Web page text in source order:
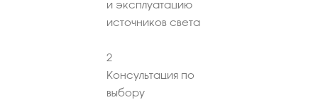
и эксплуатацию
источников света
2
Консультация по
выбору